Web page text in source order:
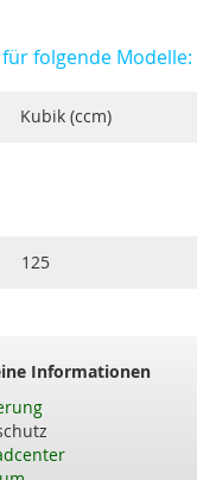
folgende Modelle:
Kubik (ccm)
125
Informationen